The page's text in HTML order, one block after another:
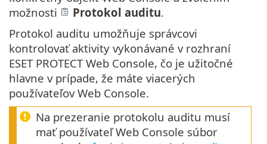
možnosti
Protokol auditu.
Protokol auditu umožňuje správcovi
kontrolovať aktivity vykonávané v rozhraní
ESET PROTECT Web Console, čo je užitočné
hlavne v prípade, že máte viacerých
používateľov Web Console.
Na prezeranie protokolu auditu musí
mať používateľ Web Console súbor